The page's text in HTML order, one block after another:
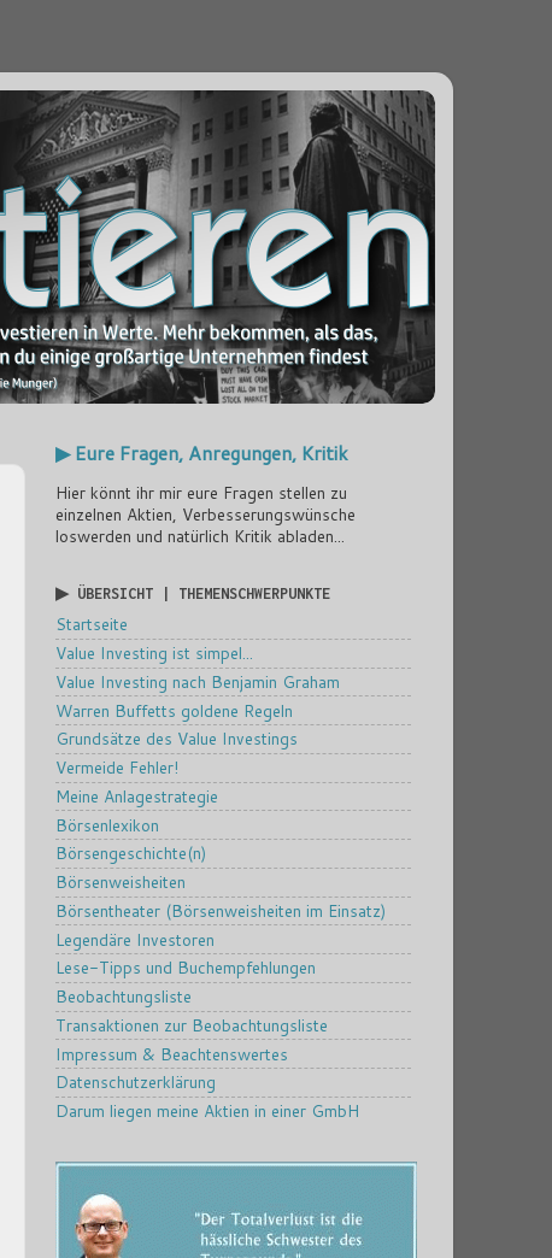
▶ Eure Fragen, Anregungen, Kritik
Hier könnt ihr mir eure Fragen stellen zu
einzelnen Aktien, Verbesserungswünsche
loswerden und natürlich Kritik abladen...
▶ ÜBERSICHT | THEMENSCHWERPUNKTE
Startseite
Value Investing ist simpel...
Value Investing nach Benjamin Graham
Warren Buffetts goldene Regeln
Grundsätze des Value Investings
Vermeide Fehler!
Meine Anlagestrategie
Börsenlexikon
Börsengeschichte(n)
Börsenweisheiten
Börsentheater (Börsenweisheiten im Einsatz)
Legendäre Investoren
Lese-Tipps und Buchempfehlungen
Beobachtungsliste
Transaktionen zur Beobachtungsliste
Impressum & Beachtenswertes
Datenschutzerklärung
Darum liegen meine Aktien in einer GmbH